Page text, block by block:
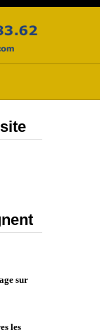
sur
les